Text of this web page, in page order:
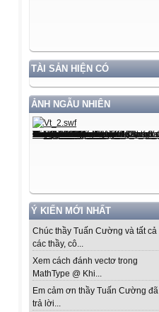
TÀI SẢN HIỆN CÓ
ẢNH NGẪU NHIÊN
Ý KIẾN MỚI NHẤT
Chúc thầy Tuấn Cường và tất cả
các thầy, cô...
Xem cách đánh vectơ trong
MathType @ Khi...
Em cảm ơn thầy Tuấn Cường đã
trả lời...